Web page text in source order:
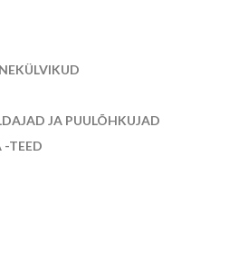
JA PUULÕHKUJAD
-TEED